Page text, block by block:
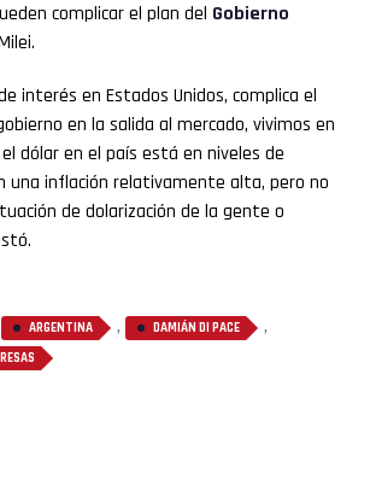
complicar el plan del Gobierno
interés en Estados Unidos, complica el
en la salida al mercado, vivimos en
dólar en el país está en niveles de
una inflación relativamente alta, pero no
de dolarización de la gente o
ARGENTINA , DAMIÁN DI PACE ,